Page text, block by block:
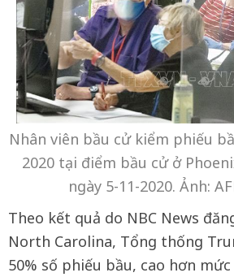
Nhân viên bầu cử kiểm phiếu
2020 tại điểm bầu cử ở
ngày 5-11-2020. Ảnh:
Theo kết quả do NBC News
North Carolina, Tổng thống
50% số phiếu bầu, cao hơn